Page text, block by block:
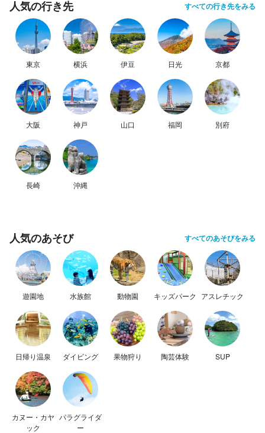
人気の行き先 すべての行き先をみる
東京 横浜 伊豆 日光 京都
大阪 神戸 山口 福岡 別府
長崎 沖縄
人気のあそび すべてのあそびをみる
遊園地 水族館 動物園 キッズパーク アスレチック
日帰り温泉 ダイビング 果物狩り 陶芸体験 SUP
カヌー・カヤ
ック
パラグライダ
ー